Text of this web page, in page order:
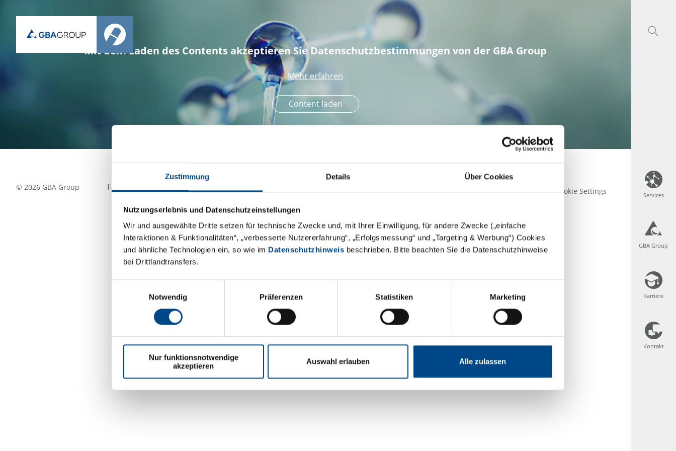
Zustimmung Details Über Cookies
Nutzungserlebnis und Datenschutzeinstellungen
Wir und ausgewählte Dritte setzen für technische Zwecke und, mit Ihrer Einwilligung, für andere Zwecke („einfache
Interaktionen & Funktionalitäten“, „verbesserte Nutzererfahrung“, „Erfolgsmessung“ und „Targeting & Werbung“) Cookies
und ähnliche Technologien ein, so wie im Datenschutzhinweis beschrieben. Bitte beachten Sie die Datenschutzhinweise
bei Drittlandtransfers.
Notwendig
Präferenzen Statistiken Marketing
Nur funktionsnotwendige
akzeptieren
Auswahl erlauben Alle zulassen
Services
GBA Group
Karriere
Kontakt
Mit dem Laden des Contents akzeptieren Sie Datenschutzbestimmungen von der GBA Group
Mehr erfahren
Content laden
© 2026 GBA Group Folgen Sie uns Kontakt Datenschutz Rechtliche Hinweise AGB Impressum Cookie Settings Services
GBA Group
Karriere
Kontakt